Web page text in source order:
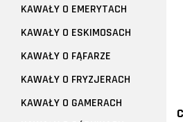
KAWAŁY O EMERYTACH
KAWAŁY O ESKIMOSACH
KAWAŁY O FĄFARZE
KAWAŁY O FRYZJERACH
KAWAŁY O GAMERACH